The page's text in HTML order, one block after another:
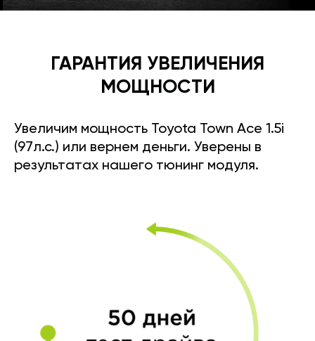
ГАРАНТИЯ УВЕЛИЧЕНИЯ
МОЩНОСТИ
Увеличим мощность Toyota Town Ace 1.5i
(97л.с.) или вернем деньги. Уверены в
результатах нашего тюнинг модуля.